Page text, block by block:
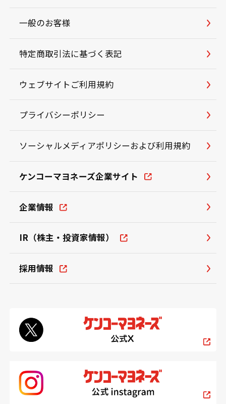
一般のお客様
特定商取引法に基づく表記
ウェブサイトご利用規約
プライバシーポリシー
ソーシャルメディアポリシーおよび利用規約
ケンコーマヨネーズ企業サイト
企業情報
IR（株主・投資家情報）
採用情報